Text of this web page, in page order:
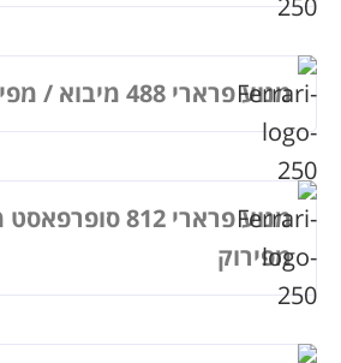
מנוע פרארי 488 מיבוא / מפירוק
מנוע פרארי 812
מפירוק